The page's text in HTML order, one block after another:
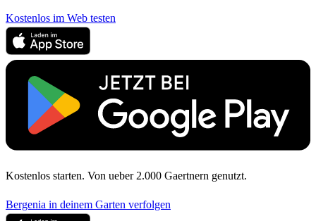
Kostenlos im Web testen
Kostenlos starten. Von ueber 2.000 Gaertnern genutzt.
Bergenia in deinem Garten verfolgen